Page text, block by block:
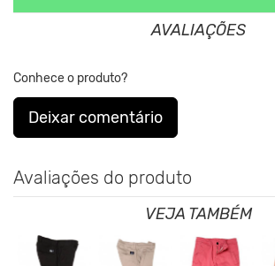
Nos Produtos da King55 não se utilizam
AVALIAÇÕES
Conhece o produto?
Deixar comentário
Avaliações do produto
VEJA TAMBÉM